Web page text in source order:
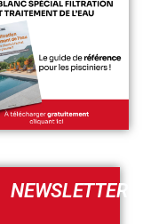
NEWSLETTER